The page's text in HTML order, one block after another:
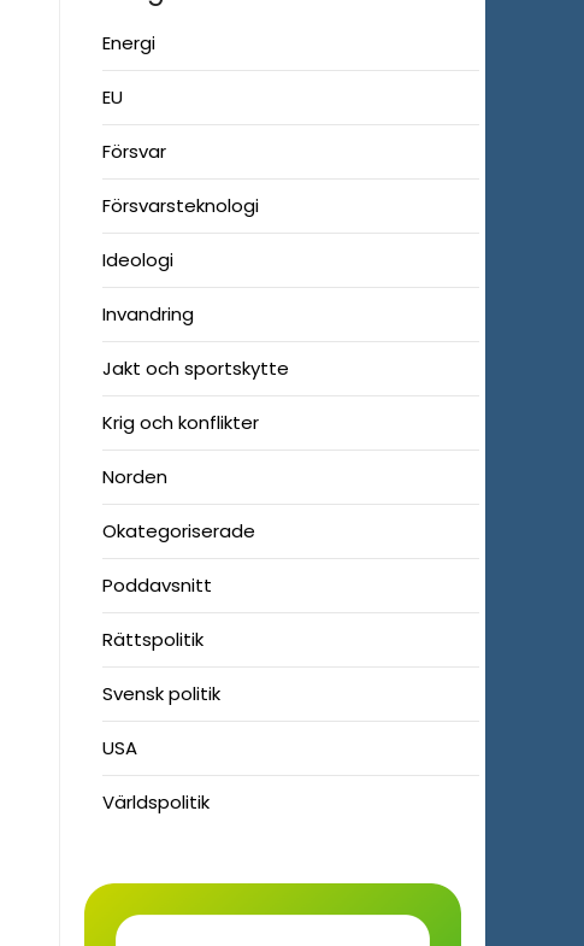
Energi
EU
Försvar
Försvarsteknologi
Ideologi
Invandring
Jakt och sportskytte
Krig och konflikter
Norden
Okategoriserade
Poddavsnitt
Rättspolitik
Svensk politik
USA
Världspolitik